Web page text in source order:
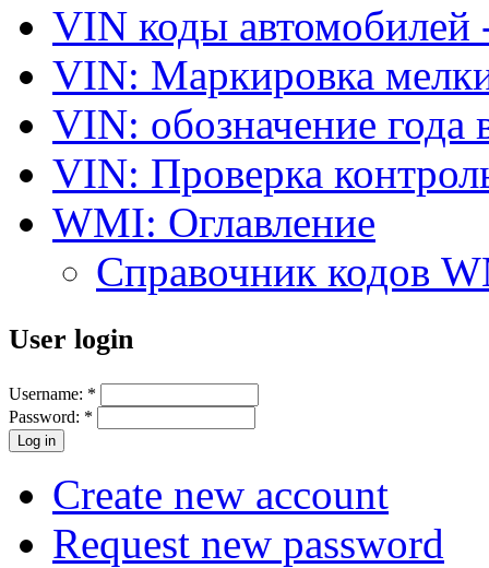
VIN коды автомобилей
VIN: Маркировка
VIN: обозначение года
VIN: Проверка
WMI: Оглавление
Справочник кодов
User login
Username: *
Password: *
Create new account
Request new password